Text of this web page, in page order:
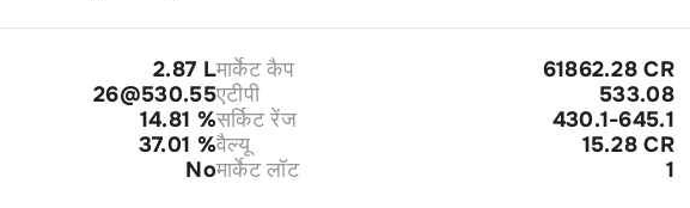
2.87 Lमार्केट कैप
61862.28 CR
26@530.55एटीपी
533.08
14.81 %सर्किट रेंज
430.1-645.1
37.01 %वैल्यू
15.28 CR
Noमार्केट लॉट 1